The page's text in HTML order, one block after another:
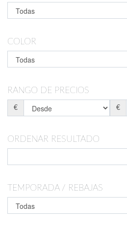
COLOR
RANGO DE PRECIOS
€ €
ORDENAR RESULTADO
TEMPORADA / REBAJAS